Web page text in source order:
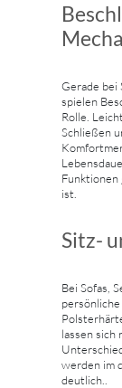
Gerade bei
spielen
Rolle.
Schließen
ist.
Sitz-
Bei Sofas,
lassen sich
werden im
deutlich..